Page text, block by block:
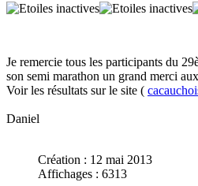
Je remercie tous les participants du
son semi marathon un grand merci
Voir les résultats sur le site (
Daniel
Création : 12 mai 2013
Affichages : 6313